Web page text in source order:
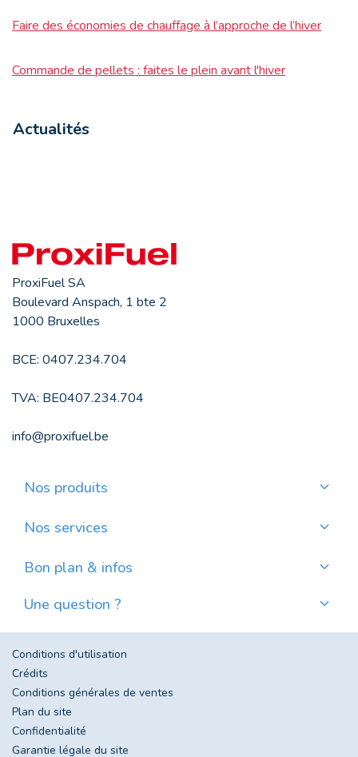
Faire des économies de chauffage à l’approche de l’hiver
Commande de pellets : faites le plein avant l'hiver
Actualités
ProxiFuel SA
Boulevard Anspach, 1 bte 2
1000 Bruxelles
BCE: 0407.234.704
TVA: BE0407.234.704
info@proxifuel.be
Nos produits
Commander des pellets de qualité
Nos services
Où trouver mes pellets ?
Bon plan & infos
Évolution du prix du mazout en Belgique
Une question ?
Conditions d'utilisation
Crédits
Conditions générales de ventes
Plan du site
Confidentialité
Garantie légale du site